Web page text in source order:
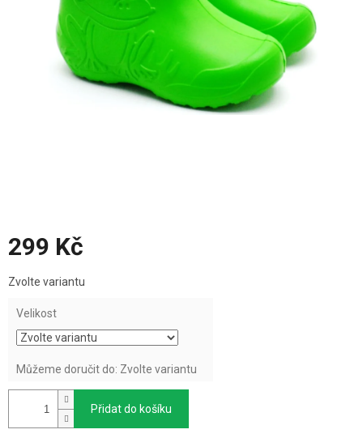
299 Kč
cena:
Zvolte variantu
Velikost
Můžeme doručit do: Zvolte variantu
Přidat do košíku